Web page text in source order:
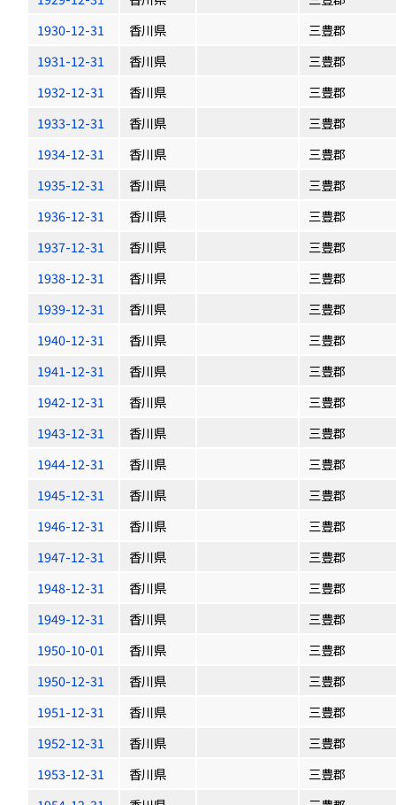
1930-12-31
香川県
三豊郡
1931-12-31
香川県
三豊郡
1932-12-31
香川県
三豊郡
1933-12-31
香川県
三豊郡
1934-12-31
香川県
三豊郡
1935-12-31
香川県
三豊郡
1936-12-31
香川県
三豊郡
1937-12-31
香川県
三豊郡
1938-12-31
香川県
三豊郡
1939-12-31
香川県
三豊郡
1940-12-31
香川県
三豊郡
1941-12-31
香川県
三豊郡
1942-12-31
香川県
三豊郡
1943-12-31
香川県
三豊郡
1944-12-31
香川県
三豊郡
1945-12-31
香川県
三豊郡
1946-12-31
香川県
三豊郡
1947-12-31
香川県
三豊郡
1948-12-31
香川県
三豊郡
1949-12-31
香川県
三豊郡
1950-10-01
香川県
三豊郡
1950-12-31
香川県
三豊郡
1951-12-31
香川県
三豊郡
1952-12-31
香川県
三豊郡
1953-12-31
香川県
三豊郡